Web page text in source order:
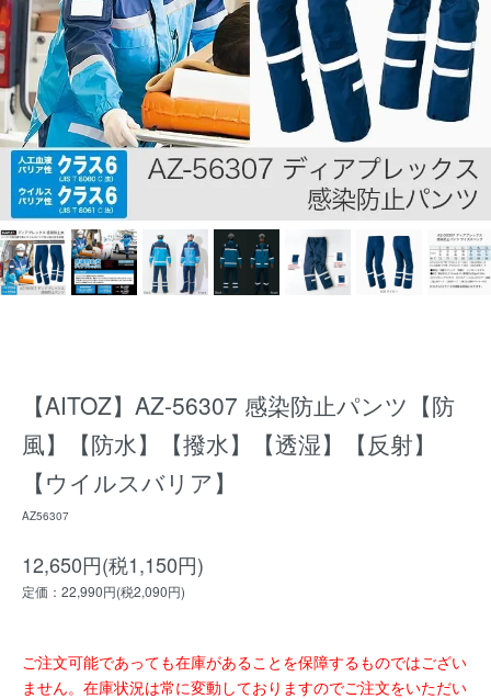
【AITOZ】AZ-56307 感染防止パンツ【防
風】【防水】【撥水】【透湿】【反射】
【ウイルスバリア】
AZ56307
12,650円(税1,150円)
定価：22,990円(税2,090円)
ご注文可能であっても在庫があることを保障するものではござい
ません。在庫状況は常に変動しておりますのでご注文をいただい